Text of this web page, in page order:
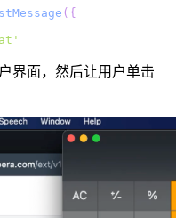
( {
界面，然后让用户单击